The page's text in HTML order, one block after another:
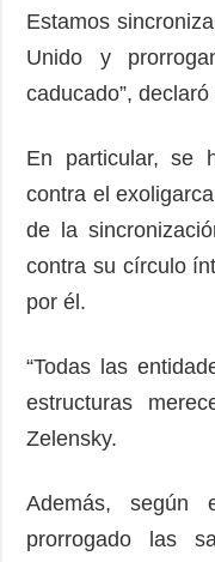
Estamos
Unido y
caducado”,
En particular, se
contra el
de la
contra su círculo
por él.
“Todas las
estructuras
Zelensky.
Además,
prorrogado las